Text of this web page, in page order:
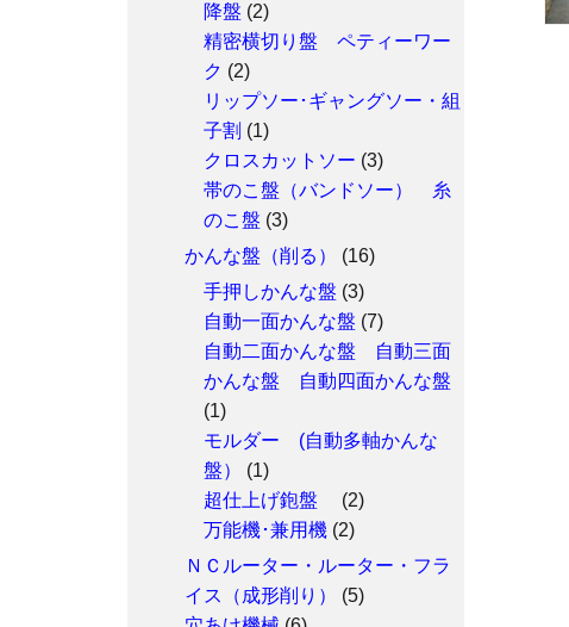
降盤 (2)
精密横切り盤 ペティーワー
ク (2)
リップソー･ギャングソー・組
子割 (1)
クロスカットソー (3)
帯のこ盤（バンドソー） 糸
のこ盤 (3)
かんな盤（削る）
(16)
手押しかんな盤 (3)
自動一面かんな盤 (7)
自動二面かんな盤 自動三面
かんな盤 自動四面かんな盤
(1)
モルダー (自動多軸かんな
盤）
(1)
超仕上げ鉋盤
(2)
万能機･兼用機 (2)
ＮＣルーター・ルーター・フラ
イス（成形削り）
(5)